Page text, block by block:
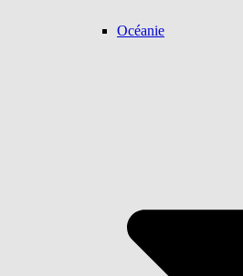
Océanie